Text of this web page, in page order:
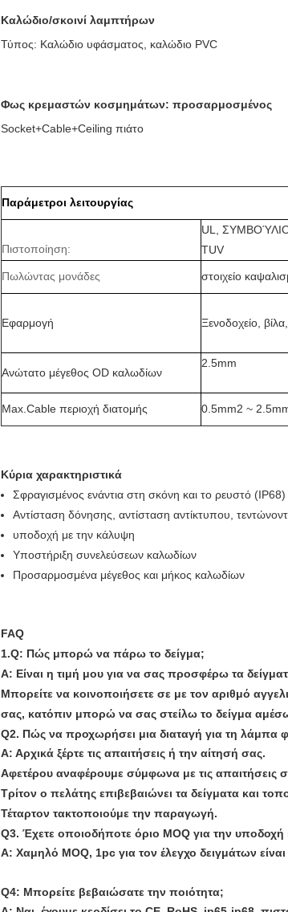
Καλώδιο/σκοινί λαμπτήρων
Τύπος: Καλώδιο υφάσματος, καλώδιο PVC
Φως κρεμαστών κοσμημάτων: προσαρμοσμένος
Socket+Cable+Ceiling πιάτο
Παράμετροι λειτουργίας
Πιστοποίηση:
UL, ΣΥΜΒΟΎΛΙΟ
TUV
Πωλώντας μονάδες στοιχείο
Εφαρμογή Ξενοδοχείο,
Ανώτατο μέγεθος OD καλωδίων
2.5mm
Max.Cable περιοχή διατομής 0.5mm2 ~
Κύρια χαρακτηριστικά
Σφραγισμένος ενάντια στη σκόνη και το ρευστό (IP68)
Αντίσταση δόνησης, αντίσταση αντίκτυπου,
υποδοχή με την κάλυψη
Υποστήριξη συνελεύσεων καλωδίων
Προσαρμοσμένα μέγεθος και μήκος καλωδίων
FAQ
1.Q: Πώς μπορώ να πάρω το δείγμα;
Α: Είναι η τιμή μου για να σας προσφέρω τα
Μπορείτε να κοινοποιήσετε σε με τον αριθμό
σας, κατόπιν μπορώ να σας στείλω το δείγμα
Q2. Πώς να προχωρήσει μια διαταγή για τη λάμπα
Α: Αρχικά ξέρτε τις απαιτήσεις ή την αίτησή σας.
Αφετέρου αναφέρουμε σύμφωνα με τις απαιτήσεις
Τρίτον ο πελάτης επιβεβαιώνει τα δείγματα και
Τέταρτον τακτοποιούμε την παραγωγή.
Q3. Έχετε οποιοδήποτε όριο MOQ για την
Α: Χαμηλό MOQ, 1pc για τον έλεγχο δειγμάτων είναι
Q4: Μπορείτε βεβαιώσατε την ποιότητα;